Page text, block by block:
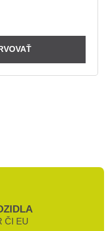
ČI EU